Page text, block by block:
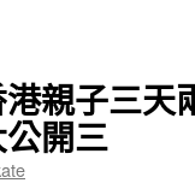
港親子三
開三